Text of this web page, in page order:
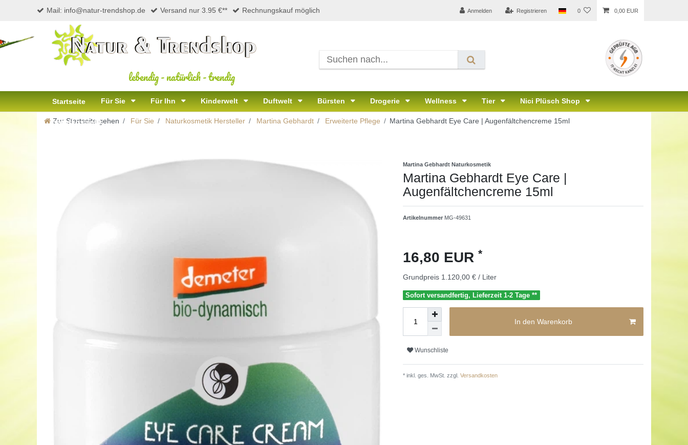
Mail: info@natur-trendshop.de Versand nur 3.95 €** Rechnungskauf möglich Anmelden Registrieren 0 0,00 EUR
lebendig-natürlich-trendig
Startseite Für Sie Für Ihn Kinderwelt Duftwelt Bürsten Drogerie Wellness Tier Nici Plüsch Shop
Naturkosmetik
Zur Startseite gehen Für Sie Naturkosmetik Hersteller Martina Gebhardt Erweiterte Pflege Martina Gebhardt Eye Care | Augenfältchencreme 15ml
Martina Gebhardt Naturkosmetik
Martina Gebhardt Eye Care |
Augenfältchencreme 15ml
Artikelnummer MG-49631
16,80 EUR *
Grundpreis 1.120,00 € / Liter
Sofort versandfertig, Lieferzeit 1-2 Tage **
In den Warenkorb
Wunschliste
* inkl. ges. MwSt. zzgl. Versandkosten